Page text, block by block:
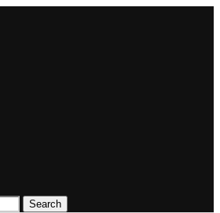
Search